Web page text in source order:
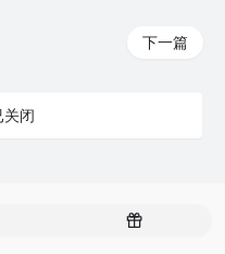
下一篇
关闭
随